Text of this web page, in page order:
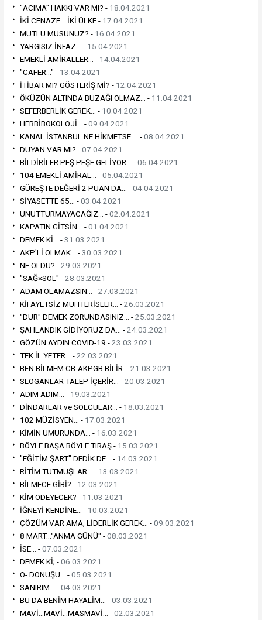
"ACIMA" HAKKI VAR MI? - 18.04.2021
İKİ CENAZE... İKİ ÜLKE - 17.04.2021
MUTLU MUSUNUZ? - 16.04.2021
YARGISIZ İNFAZ... - 15.04.2021
EMEKLİ AMİRALLER... - 14.04.2021
"CAFER..." - 13.04.2021
İTİBAR MI? GÖSTERİŞ Mİ? - 12.04.2021
ÖKÜZÜN ALTINDA BUZAĞI OLMAZ... - 11.04.2021
SEFERBERLİK GEREK... - 10.04.2021
HERBİBOKOLOJİ... -09.04.2021
KANAL İSTANBUL NE HİKMETSE.... -08.04.2021
DUYAN VAR MI? -07.04.2021
BİLDİRİLER PEŞ PEŞE GELİYOR... -06.04.2021
104 EMEKLİ AMİRAL... -05.04.2021
GÜREŞTE DEĞERİ 2 PUAN DA... -04.04.2021
SİYASETTE 65... -03.04.2021
UNUTTURMAYACAĞIZ... -02.04.2021
KAPATIN GİTSİN... -01.04.2021
DEMEK Kİ... -31.03.2021
AKP'Lİ OLMAK... -30.03.2021
NE OLDU? -29.03.2021
"SAĞ×SOL" -28.03.2021
ADAM OLAMAZSIN... -27.03.2021
KİFAYETSİZ MUHTERİSLER... -26.03.2021
"DUR" DEMEK ZORUNDASINIZ... -25.03.2021
ŞAHLANDIK GİDİYORUZ DA... -24.03.2021
GÖZÜN AYDIN COVID-19 -23.03.2021
TEK İL YETER... -22.03.2021
BEN BİLMEM CB-AKPGB BİLİR. -21.03.2021
SLOGANLAR TALEP İÇERİR... -20.03.2021
ADIM ADIM... - 19.03.2021
DİNDARLAR ve SOLCULAR... - 18.03.2021
102 MÜZİSYEN... - 17.03.2021
KİMİN UMURUNDA... - 16.03.2021
BÖYLE BAŞA BÖYLE TIRAŞ - 15.03.2021
"EĞİTİM ŞART" DEDİK DE... - 14.03.2021
RİTİM TUTMUŞLAR... - 13.03.2021
BİLMECE GİBİ? - 12.03.2021
KİM ÖDEYECEK? - 11.03.2021
İĞNEYİ KENDİNE... - 10.03.2021
ÇÖZÜM VAR AMA, LİDERLİK GEREK... -09.03.2021
8 MART..."ANMA GÜNÜ" -08.03.2021
İSE... -07.03.2021
DEMEK Kİ; -06.03.2021
O- DÖNÜŞÜ... -05.03.2021
SANIRIM... -04.03.2021
BU DA BENİM HAYALİM... -03.03.2021
MAVİ...MAVİ...MASMAVİ... -02.03.2021